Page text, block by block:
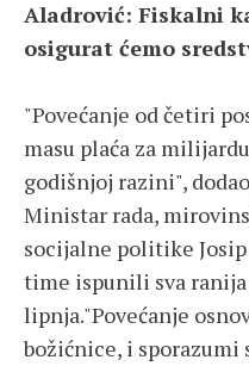
Aladrović: Fiskalni
osigurat ćemo
"Povećanje od četiri
masu plaća za
godišnjoj razini",
Ministar rada,
socijalne politike
time ispunili sva ranija
lipnja."Povećanje
božićnice, i